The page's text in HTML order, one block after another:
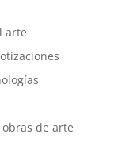
arte
de arte